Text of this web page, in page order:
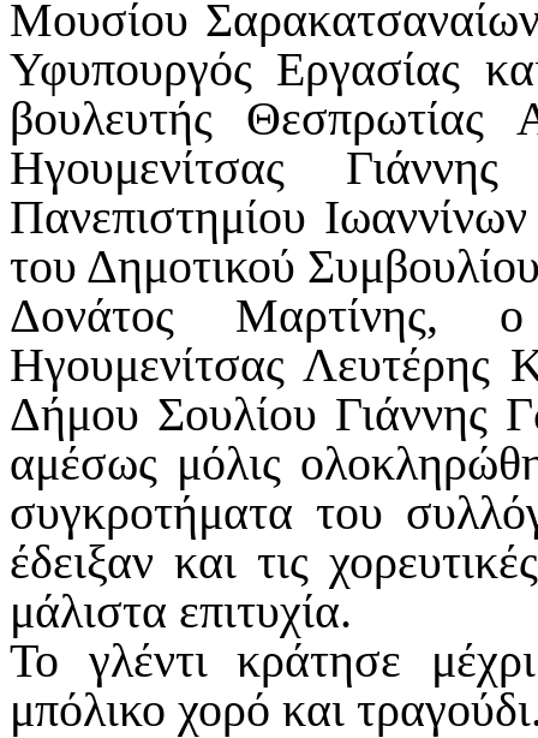
Μουσίου
Υφυπουργός Εργασίας
βουλευτής
Ηγουμενίτσας
Πανεπιστημίου
του Δημοτικού
Δονάτος Μαρτίνης,
Ηγουμενίτσας Λευτέρης
Δήμου Σουλίου Γιάννης
αμέσως μόλις
συγκροτήματα του
έδειξαν και τις
μάλιστα επιτυχία.
Το γλέντι κράτησε
μπόλικο χορό και